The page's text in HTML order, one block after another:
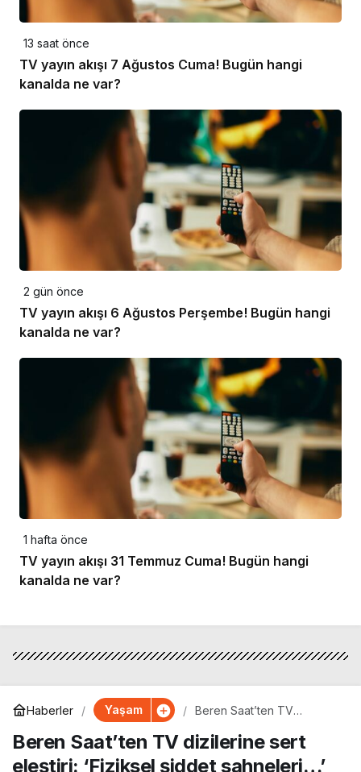
13 saat önce
TV yayın akışı 7 Ağustos Cuma! Bugün hangi
kanalda ne var?
2 gün önce
TV yayın akışı 6 Ağustos Perşembe! Bugün hangi
kanalda ne var?
1 hafta önce
TV yayın akışı 31 Temmuz Cuma! Bugün hangi
kanalda ne var?
Haberler Yaşam
Beren Saat’ten TV
‘Fiziksel şiddet sahneleri…’
Beren Saat’ten TV dizilerine sert
eleştiri: ‘Fiziksel şiddet sahneleri…’